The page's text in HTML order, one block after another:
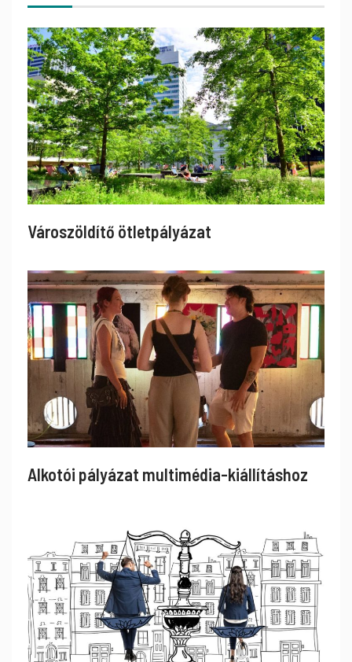
Városzöldítő ötletpályázat
Alkotói pályázat multimédia-kiállításhoz